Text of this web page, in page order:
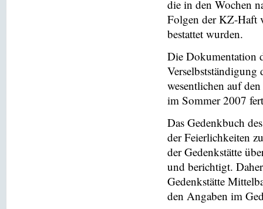
die in den Wochen
Folgen der KZ-Haft
bestattet wurden.
Die Dokumentation
wesentlichen auf
im Sommer 2007
Das Gedenkbuch
der Feierlichkeiten
der Gedenkstätte
und berichtigt.
Gedenkstätte
den Angaben im